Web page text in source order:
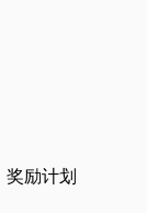
奖励计划